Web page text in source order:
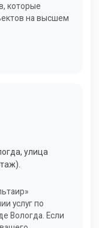
которые
на высшем
улица
услуг по
Вологда. Если